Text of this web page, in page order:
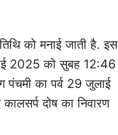
को मनाई जाती है. इस
2025 को सुबह 12:46
पंचमी का पर्व 29 जुलाई
दोष का निवारण